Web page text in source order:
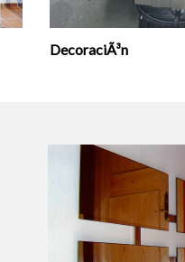
DecoraciÃ³n